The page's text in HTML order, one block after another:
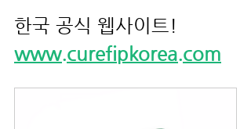
한국 공식 웹사이트!
www.curefipkorea.com